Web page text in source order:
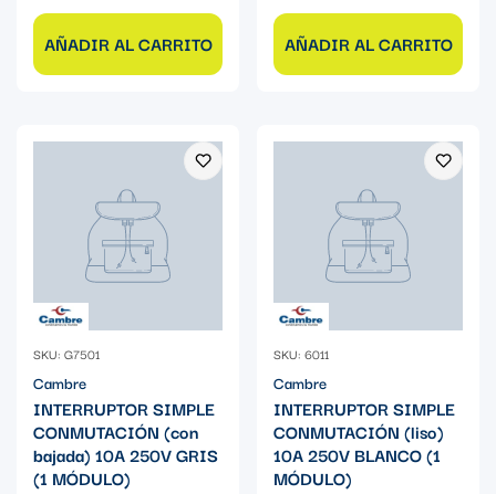
AÑADIR AL CARRITO AÑADIR AL CARRITO
SKU: G7501
Cambre
INTERRUPTOR SIMPLE
CONMUTACIÓN (con
bajada) 10A 250V GRIS
(1 MÓDULO)
SKU: 6011
Cambre
INTERRUPTOR SIMPLE
CONMUTACIÓN (liso)
10A 250V BLANCO (1
MÓDULO)